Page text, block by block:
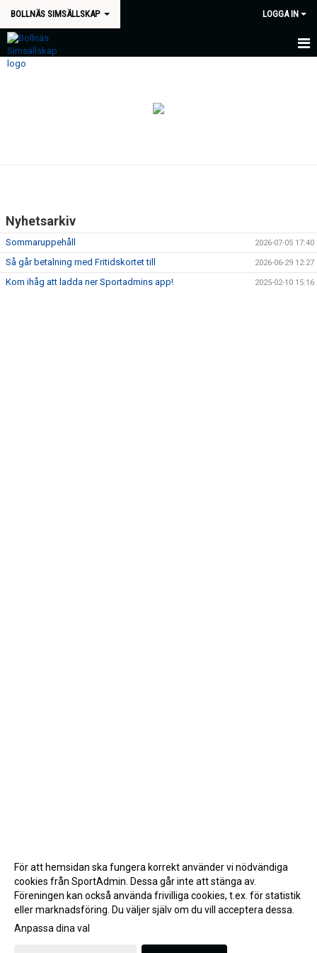
BOLLNÄS SIMSÄLLSKAP LOGGA IN
HEM
VÅRA PARTNERS
STYRELSE
PROVA PÅ
Nyhetsarkiv
Sommaruppehåll 2026-07-05 17:40
Så går betalning med Fritidskortet till 2026-06-29 12:27
Kom ihåg att ladda ner Sportadmins app! 2025-02-10 15:16
Gå till Webbversion
För att hemsidan ska fungera korrekt använder vi nödvändiga
cookies från SportAdmin. Dessa går inte att stänga av.
Föreningen kan också använda frivilliga cookies, t.ex. för statistik
eller marknadsföring. Du väljer själv om du vill acceptera dessa.
Anpassa dina val